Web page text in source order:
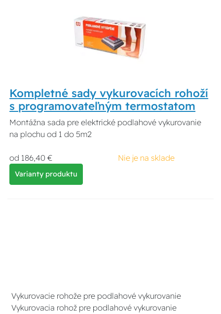
Kompletné sady vykurovacích rohoží
s programovateľným termostatom
Montážna sada pre elektrické podlahové vykurovanie
na plochu od 1 do 5m2
od 186,40 € Nie je na sklade
Varianty produktu
Vykurovacie rohože pre podlahové vykurovanie
Vykurovacia rohož pre podlahové vykurovanie